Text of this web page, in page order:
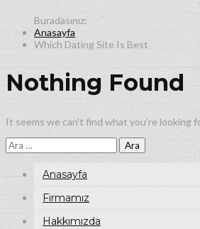
Anasayfa
Which Dating Site Is Best
Nothing Found
It seems we can’t find what you’re looking
Arama:
Anasayfa
Firmamız
Hakkımızda